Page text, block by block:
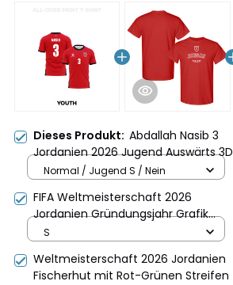
Dieses Produkt: Abdallah Nasib 3
Jordanien 2026 Jugend Auswärts 3D
Vollbedrucktes T-Shirt - Rot
Normal / Jugend S / Nein
FIFA Weltmeisterschaft 2026
Jordanien Gründungsjahr Grafik
Unisex T-Shirt - Rot
S
Weltmeisterschaft 2026 Jordanien
Fischerhut mit Rot-Grünen Streifen